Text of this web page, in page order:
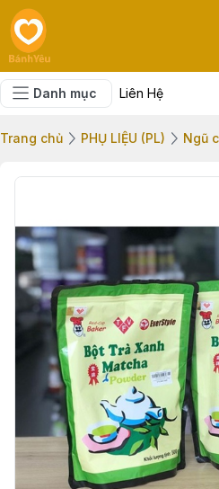
Danh mục Liên Hệ
Trang chủ PHỤ LIỆU (PL) Ngũ